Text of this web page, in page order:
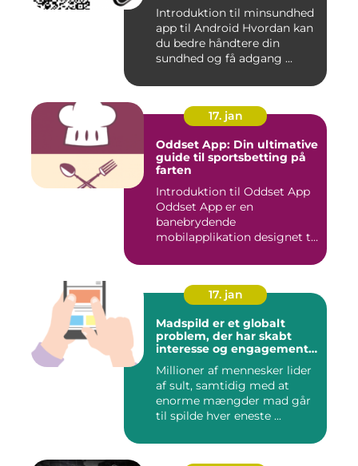
Introduktion til minsundhed
app til Android Hvordan kan
du bedre håndtere din
sundhed og få adgang ...
17. jan
Oddset App: Din ultimative
guide til sportsbetting på
farten
Introduktion til Oddset App
Oddset App er en
banebrydende
mobilapplikation designet til
17. jan
Madspild er et globalt
problem, der har skabt
interesse og engagement
mennesker verden over
Millioner af mennesker lider
af sult, samtidig med at
enorme mængder mad går
til spilde hver eneste ...